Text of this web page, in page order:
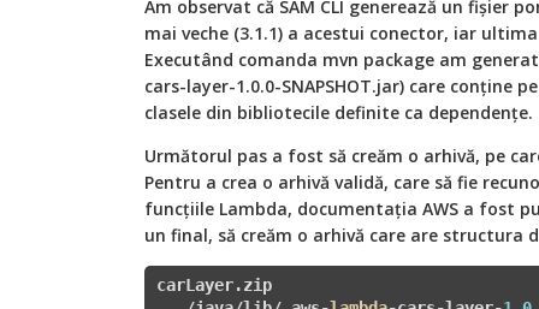
Am observat că SAM CLI generează un fișier
mai veche (3.1.1) a acestui conector, iar
Executând comanda mvn package am
cars-layer-1.0.0-SNAPSHOT.jar) care conține
clasele din bibliotecile definite ca dependențe.
Următorul pas a fost să creăm o arhivă, pe
Pentru a crea o arhivă validă, care să fie
funcțiile Lambda, documentația AWS a fost
un final, să creăm o arhivă care are structura
carLayer.zip